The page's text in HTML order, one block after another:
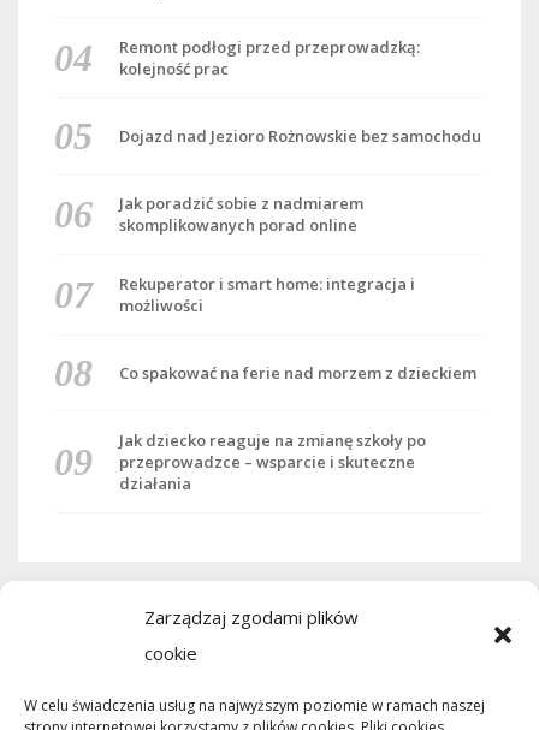
Zarządzaj zgodami plików
cookie
W celu świadczenia usług na najwyższym poziomie w ramach naszej
Remont podłogi przed przeprowadzką:
kolejność prac
Dojazd nad Jezioro Rożnowskie bez samochodu
Jak poradzić sobie z nadmiarem
skomplikowanych porad online
Rekuperator i smart home: integracja i
możliwości
Co spakować na ferie nad morzem z dzieckiem
Jak dziecko reaguje na zmianę szkoły po
przeprowadzce – wsparcie i skuteczne
działania
A/B